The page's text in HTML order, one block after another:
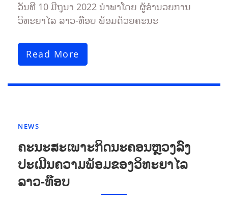
ວັນທີ 10 ມີຖຸນາ 2022 ນຳພາໂດຍ ຜູ້ອຳນວຍການ
ວິທະຍາໄລ ລາວ-ທ໊ອບ ພ້ອມດ້ວຍຄະນະ
Read More
NEWS
ຄະນະສະເພາະກິດນະຄອນຫຼວງລົງ
ປະເມີນຄວາມພ້ອມຂອງວິທະຍາໄລ
ລາວ-ທ໊ອບ